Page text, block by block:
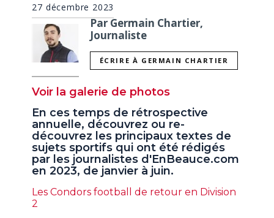
27 décembre 2023
Par Germain Chartier,
Journaliste
ÉCRIRE À GERMAIN CHARTIER
Voir la galerie de photos
En ces temps de rétrospective
annuelle, découvrez ou re-
découvrez les principaux textes de
sujets sportifs qui ont été rédigés
par les journalistes d'EnBeauce.com
en 2023, de janvier à juin.
Les Condors football de retour en Division
2